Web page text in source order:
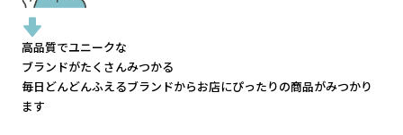
高品質でユニークな
ブランドがたくさんみつかる
毎日どんどんふえるブランドからお店にぴったりの商品がみつかり
ます